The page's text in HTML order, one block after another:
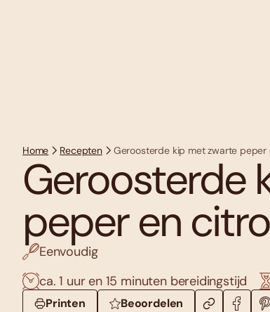
Home Recepten Geroosterde kip met zwarte
Geroosterde
peper en
Eenvoudig
ca. 1 uur en 15 minuten bereidingstijd
Printen Beoordelen